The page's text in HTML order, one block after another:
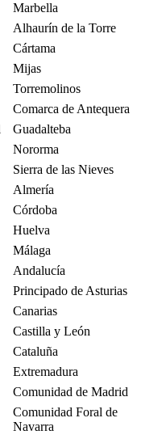
Marbella
Alhaurín de la Torre
Cártama
Mijas
Torremolinos
Comarca de Antequera
Guadalteba
Nororma
Sierra de las Nieves
Almería
Córdoba
Huelva
Málaga
Andalucía
Principado de Asturias
Canarias
Castilla y León
Cataluña
Extremadura
Comunidad de Madrid
Comunidad Foral de
Navarra